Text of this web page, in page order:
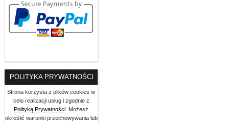
POLITYKA PRYWATNOŚCI
Strona korzysta z plików cookies w
celu realizacji usług i zgodnie z
Polityką Prywatności . Możesz
określić warunki przechowywania lub